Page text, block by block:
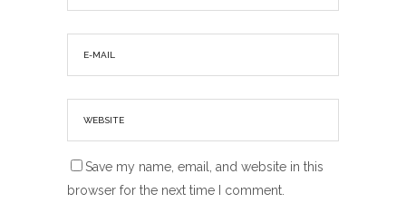
Save my name, email, and website in this
browser for the next time I comment.